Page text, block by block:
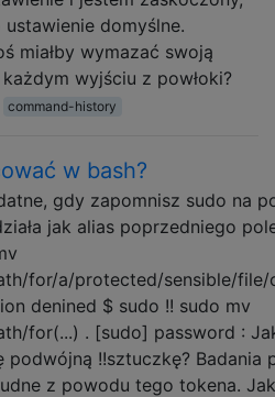
domyślne.
miałby wymazać swoją
wyjściu z powłoki?
command-history
w bash?
gdy zapomnisz sudo na
jak alias poprzedniego
for/a/protected/sensible/file/
denined $ sudo !! sudo mv
for(...) . [sudo] password :
podwójną !!sztuczkę? Badania
z powodu tego tokena.